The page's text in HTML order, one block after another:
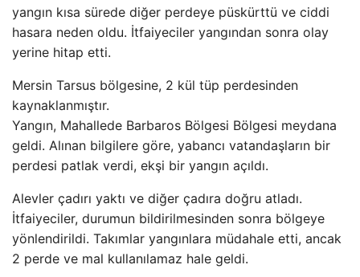
yangın kısa sürede diğer perdeye püskürttü ve ciddi
hasara neden oldu. İtfaiyeciler yangından sonra olay
yerine hitap etti.
Mersin Tarsus bölgesine, 2 kül tüp perdesinden
kaynaklanmıştır.
Yangın, Mahallede Barbaros Bölgesi Bölgesi meydana
geldi. Alınan bilgilere göre, yabancı vatandaşların bir
perdesi patlak verdi, ekşi bir yangın açıldı.
Alevler çadırı yaktı ve diğer çadıra doğru atladı.
İtfaiyeciler, durumun bildirilmesinden sonra bölgeye
yönlendirildi. Takımlar yangınlara müdahale etti, ancak
2 perde ve mal kullanılamaz hale geldi.